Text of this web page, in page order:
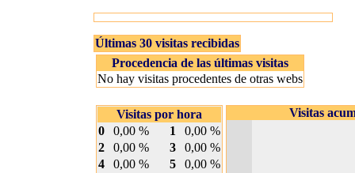
Últimas 30 visitas recibidas
Procedencia de las últimas visitas
No hay visitas procedentes de otras webs
Visitas por hora
0
0,00 % 1
0,00 %
2
0,00 % 3
0,00 %
4
0,00 % 5
0,00 %
Visitas